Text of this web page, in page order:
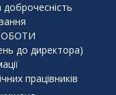
доброчесність
до директора)
працівників